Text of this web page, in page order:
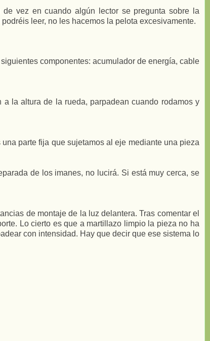
vez en cuando algún lector se pregunta sobre la
leer, no les hacemos la pelota excesivamente.
componentes: acumulador de energía, cable
la altura de la rueda, parpadean cuando rodamos y
parte fija que sujetamos al eje mediante una pieza
de los imanes, no lucirá. Si está muy cerca, se
de montaje de la luz delantera. Tras comentar el
Lo cierto es que a martillazo limpio la pieza no ha
con intensidad. Hay que decir que ese sistema lo